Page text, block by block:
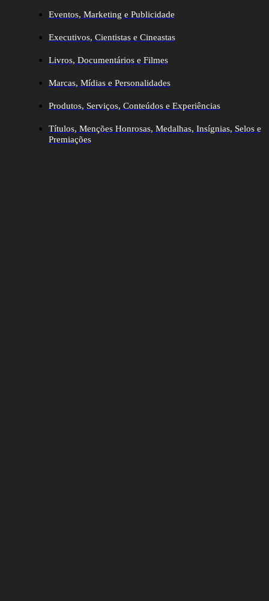
Eventos, Marketing e Publicidade
Executivos, Cientistas e Cineastas
⁠Livros, Documentários e Filmes
Marcas, Mídias e Personalidades
⁠Produtos, Serviços, Conteúdos e Experiências
Títulos, Menções Honrosas, Medalhas, Insígnias, Selos e
Premiações